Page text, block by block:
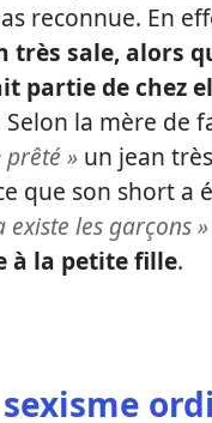
reconnue. En
très sale, alors
partie de chez
Selon la mère de
prêté » un jean
que son short a
existe les garçons »
à la petite fille.